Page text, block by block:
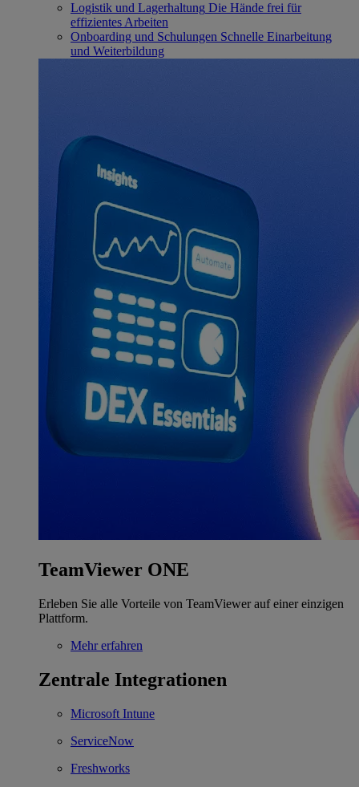
Logistik und Lagerhaltung Die Hände frei für
effizientes Arbeiten
Onboarding und Schulungen Schnelle Einarbeitung
und Weiterbildung
TeamViewer ONE
Erleben Sie alle Vorteile von TeamViewer auf einer einzigen
Plattform.
Mehr erfahren
Zentrale Integrationen
Microsoft Intune
ServiceNow
Freshworks